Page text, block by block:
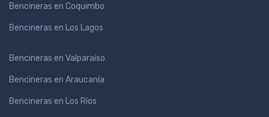
Bencineras en Coquimbo
Bencineras en Los Lagos
Bencineras en Valparaíso
Bencineras en Araucanía
Bencineras en Los Ríos